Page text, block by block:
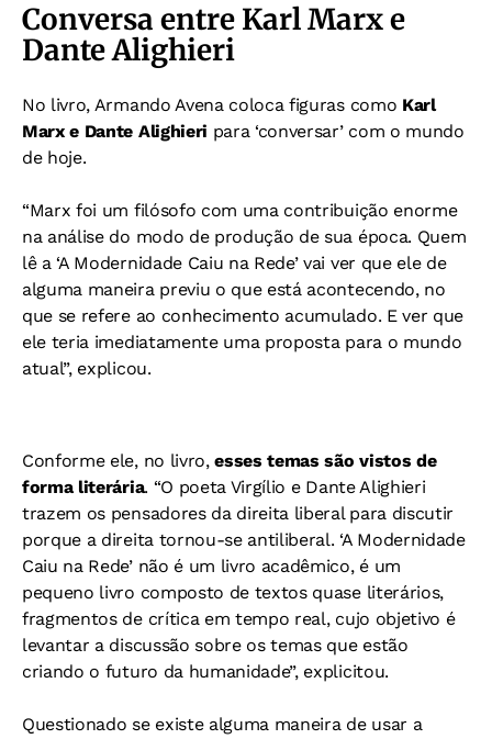
Conversa entre Karl Marx e
Dante Alighieri
No livro, Armando Avena coloca figuras como Karl
Marx e Dante Alighieri para ‘conversar’ com o mundo
de hoje.
“Marx foi um filósofo com uma contribuição enorme
na análise do modo de produção de sua época. Quem
lê a ‘A Modernidade Caiu na Rede’ vai ver que ele de
alguma maneira previu o que está acontecendo, no
que se refere ao conhecimento acumulado. E ver que
ele teria imediatamente uma proposta para o mundo
atual”, explicou.
Conforme ele, no livro,esses temas são vistos de
forma literária. “O poeta Virgílio e Dante Alighieri
trazem os pensadores da direita liberal para discutir
porque a direita tornou-se antiliberal. ‘A Modernidade
Caiu na Rede’ não é um livro acadêmico, é um
pequeno livro composto de textos quase literários,
fragmentos de crítica em tempo real, cujo objetivo é
levantar a discussão sobre os temas que estão
criando o futuro da humanidade”, explicitou.
Questionado se existe alguma maneira de usar a